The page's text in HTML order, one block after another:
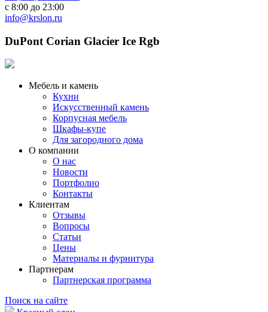
с 8:00 до 23:00
info@krslon.ru
DuPont Corian Glacier Ice Rgb
Мебель и камень
Кухни
Искусственный камень
Корпусная мебель
Шкафы-купе
Для загородного дома
О компании
О нас
Новости
Портфолио
Контакты
Клиентам
Отзывы
Вопросы
Статьи
Цены
Материалы и фурнитура
Партнерам
Партнерская программа
Поиск на сайте